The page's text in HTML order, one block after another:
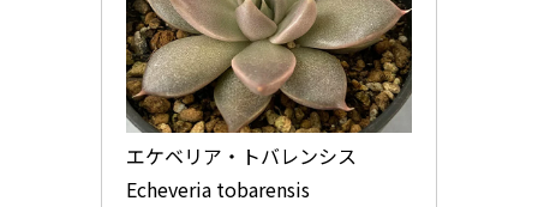
エケベリア・トバレンシス
Echeveria tobarensis